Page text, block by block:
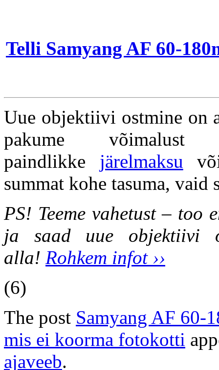
Telli Samyang AF 60-
Uue objektiivi ostmine on
pakume
paindlikke järelmaksu
summat kohe tasuma, vaid
PS! Teeme vahetust – too
ja saad uue objektiivi
alla! Rohkem infot ››
(6)
The post Samyang AF 60-
mis ei koorma fotokotti
ajaveeb.